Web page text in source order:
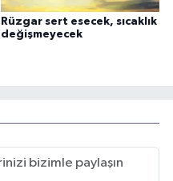
Rüzgar sert esecek, sıcaklık
değişmeyecek